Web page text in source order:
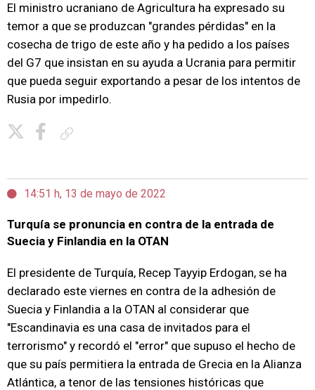
El ministro ucraniano de Agricultura ha expresado su
temor a que se produzcan "grandes pérdidas" en la
cosecha de trigo de este año y ha pedido a los países
del G7 que insistan en su ayuda a Ucrania para permitir
que pueda seguir exportando a pesar de los intentos de
Rusia por impedirlo.
14:51 h, 13 de mayo de 2022
Turquía se pronuncia en contra de la entrada de
Suecia y Finlandia en la OTAN
El presidente de Turquía, Recep Tayyip Erdogan, se ha
declarado este viernes en contra de la adhesión de
Suecia y Finlandia a la OTAN al considerar que
"Escandinavia es una casa de invitados para el
terrorismo" y recordó el "error" que supuso el hecho de
que su país permitiera la entrada de Grecia en la Alianza
Atlántica, a tenor de las tensiones históricas que